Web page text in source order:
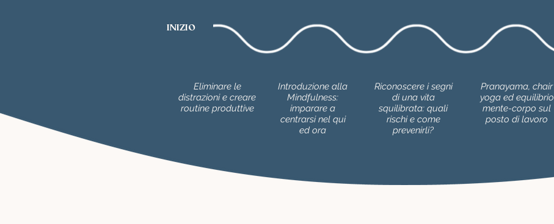
INIZIO
Eliminare le
distrazioni e creare
routine produttive
Introduzione alla
Mindfulness:
imparare a
centrarsi nel qui
ed ora
Riconoscere i segni
di una vita
squilibrata: quali
rischi e come
prevenirli?
Pranayama, chair
yoga ed equilibrio
mente-corpo sul
posto di lavoro